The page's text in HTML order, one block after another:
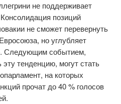
не поддерживает
позиций
не сможет перевернуть
но углубляет
Следующим событием,
тенденцию, могут стать
на которых
прочат до 40 % голосов